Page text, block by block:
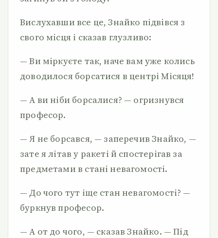
Вислухавши все це, Знайко підвівся з
свого місця і сказав глузливо:
— Ви міркуєте так, наче вам уже колись
доводилося борсатися в центрі Місяця!
— А ви ніби борсалися? — огризнувся
професор.
— Я не борсався, — заперечив Знайко, —
зате я літав у ракеті й спостерігав за
предметами в стані невагомості.
— До чого тут іще стан невагомості? —
буркнув професор.
— А от до чого, — сказав Знайко. — Під